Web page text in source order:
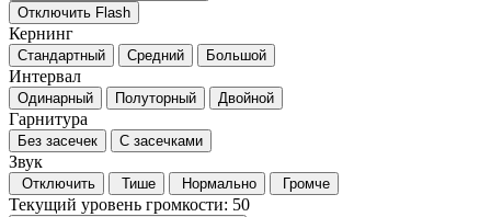
Отключить Flash
Кернинг
Стандартный Средний Большой
Интервал
Одинарный Полуторный Двойной
Гарнитура
Без засечек С засечками
Звук
Отключить Тише Нормально Громче
Текущий уровень громкости: 50